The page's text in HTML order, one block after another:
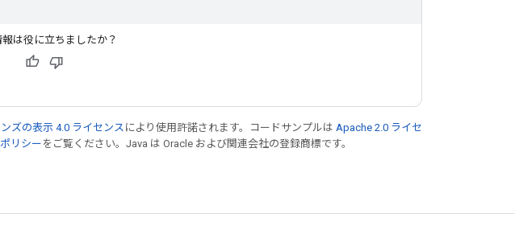
報は役に立ちましたか？
ズの表示 4.0 ライセンス により使用許諾されます。コードサンプルは Apache 2.0 ライセ
リシーをご覧ください。Java は Oracle および関連会社の登録商標です。